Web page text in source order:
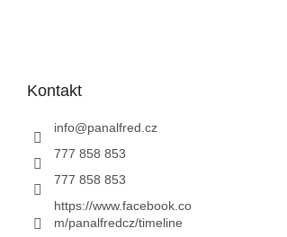
Kontakt
info@panalfred.cz
777 858 853
777 858 853
https://www.facebook.co
m/panalfredcz/timeline